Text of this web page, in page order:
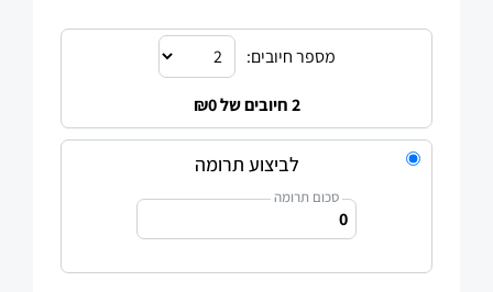
מספר חיובים:
2 חיובים של ₪0
לביצוע תרומה
סכום תרומה